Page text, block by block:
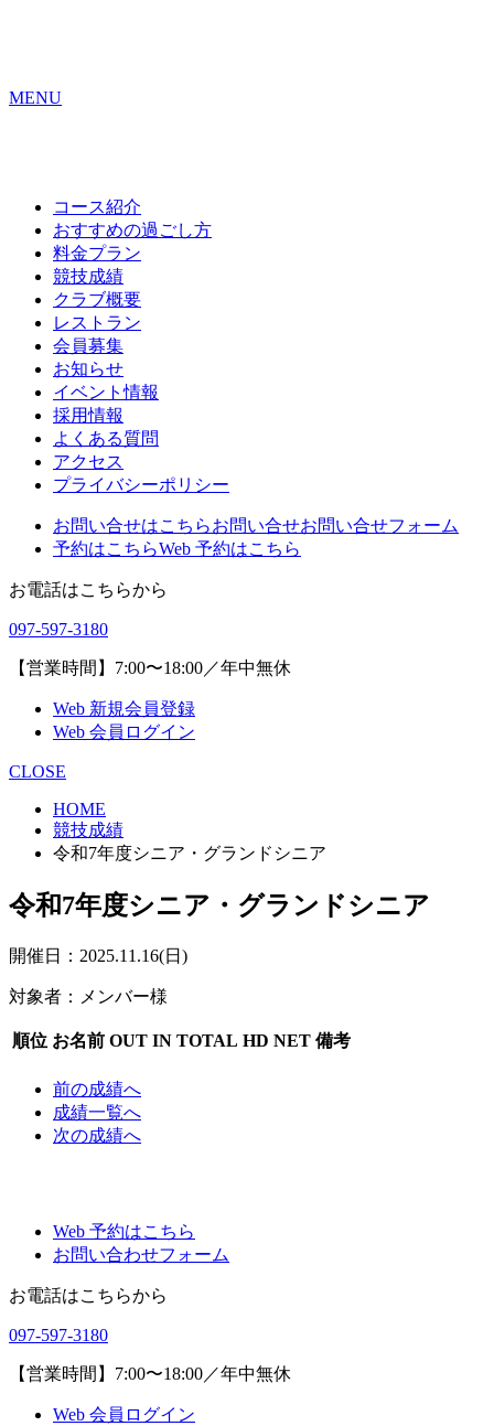
MENU
コース紹介
おすすめの過ごし方
料金プラン
競技成績
クラブ概要
レストラン
会員募集
お知らせ
イベント情報
採用情報
よくある質問
アクセス
プライバシーポリシー
お問い合せはこちらお問い合せお問い合せフォーム
予約はこちらWeb 予約はこちら
お電話はこちらから
097-597-3180
【営業時間】7:00〜18:00／年中無休
Web 新規会員登録
Web 会員ログイン
CLOSE
HOME
競技成績
令和7年度シニア・グランドシニア
令和7年度シニア・グランドシニア
開催日：2025.11.16(日)
対象者：メンバー様
順位 お名前 OUT IN TOTAL HD NET 備考
前の成績へ
成績一覧へ
次の成績へ
Web 予約はこちら
お問い合わせフォーム
お電話はこちらから
097-597-3180
【営業時間】7:00〜18:00／年中無休
Web 会員ログイン